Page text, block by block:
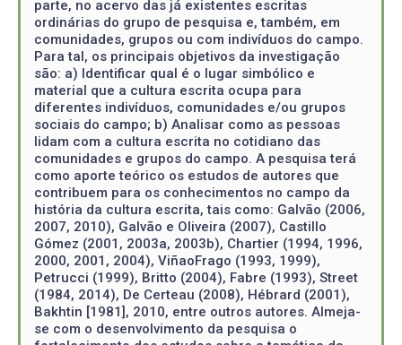
parte, no acervo das já existentes escritas
ordinárias do grupo de pesquisa e, também, em
comunidades, grupos ou com indivíduos do campo.
Para tal, os principais objetivos da investigação
são: a) Identificar qual é o lugar simbólico e
material que a cultura escrita ocupa para
diferentes indivíduos, comunidades e/ou grupos
sociais do campo; b) Analisar como as pessoas
lidam com a cultura escrita no cotidiano das
comunidades e grupos do campo. A pesquisa terá
como aporte teórico os estudos de autores que
contribuem para os conhecimentos no campo da
história da cultura escrita, tais como: Galvão (2006,
2007, 2010), Galvão e Oliveira (2007), Castillo
Gómez (2001, 2003a, 2003b), Chartier (1994, 1996,
2000, 2001, 2004), ViñaoFrago (1993, 1999),
Petrucci (1999), Britto (2004), Fabre (1993), Street
(1984, 2014), De Certeau (2008), Hébrard (2001),
Bakhtin [1981], 2010, entre outros autores. Almeja-
se com o desenvolvimento da pesquisa o